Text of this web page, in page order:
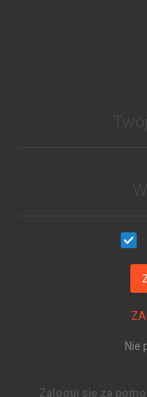
Nie
Zaloguj się za